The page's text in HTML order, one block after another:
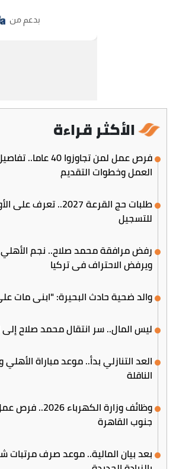
الأكثر قراءة
فرص عمل لمن تجاوزوا
العمل وخطوات التقديم
طلبات حج القرعة 2027..
للتسجيل
رفض مرافقة محمد صلاح.. نجم
ويرفض الاحتراف في تركيا
والد ضحية حادث البحيرة: "ابني مات
ليس المال.. سر انتقال محمد صلاح
العد التنازلي بدأ.. موعد مباراة
الناقلة
وظائف وزارة
جنوب القاهرة